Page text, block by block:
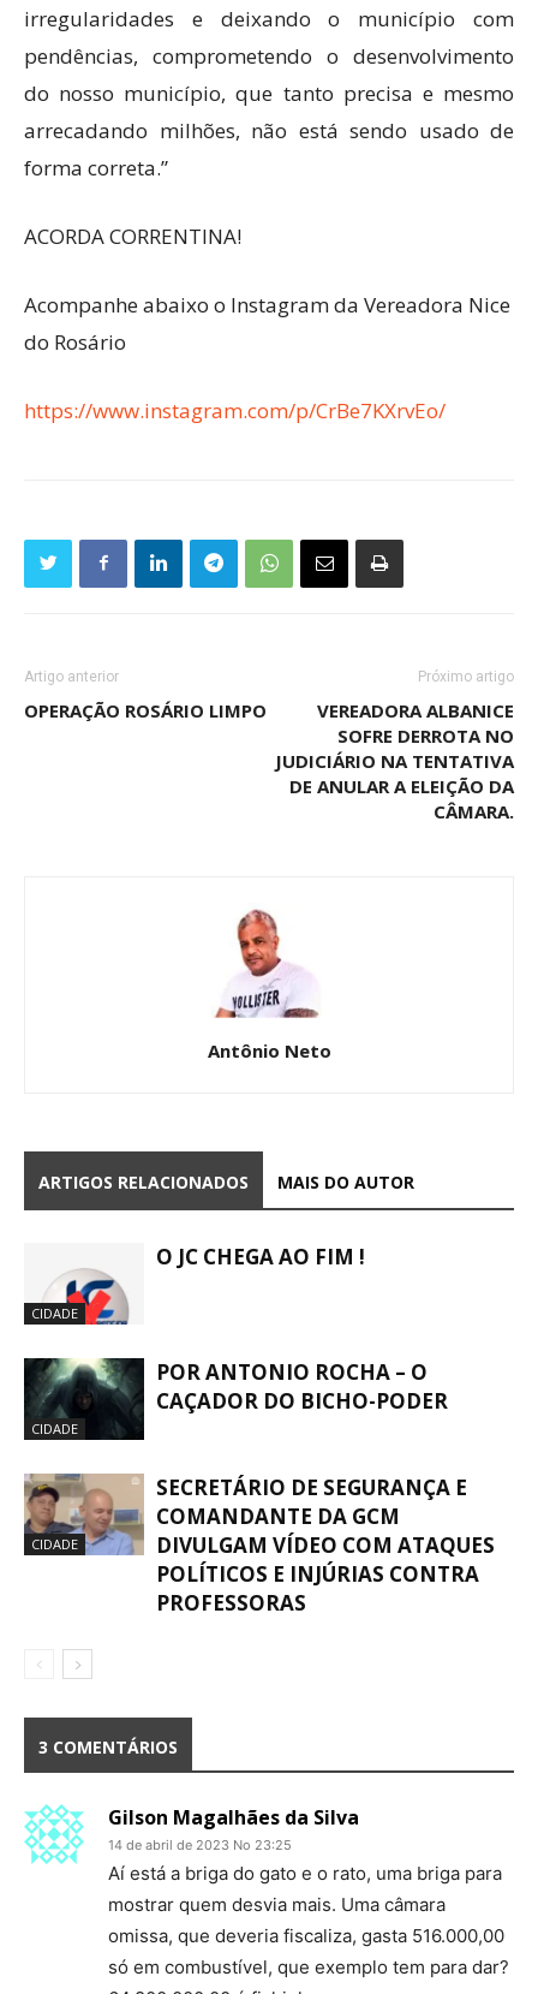
irregularidades e deixando o município com
pendências, comprometendo o desenvolvimento
do nosso município, que tanto precisa e mesmo
arrecadando milhões, não está sendo usado de
forma correta.”
ACORDA CORRENTINA!
Acompanhe abaixo o Instagram da Vereadora Nice
do Rosário
https://www.instagram.com/p/CrBe7KXrvEo/
Artigo anterior
OPERAÇÃO ROSÁRIO LIMPO
Próximo artigo
VEREADORA ALBANICE
SOFRE DERROTA NO
JUDICIÁRIO NA TENTATIVA
DE ANULAR A ELEIÇÃO DA
CÂMARA.
Antônio Neto
ARTIGOS RELACIONADOS MAIS DO AUTOR
CIDADE
O JC CHEGA AO FIM !
CIDADE
POR ANTONIO ROCHA – O
CAÇADOR DO BICHO-PODER
CIDADE
SECRETÁRIO DE SEGURANÇA E
COMANDANTE DA GCM
DIVULGAM VÍDEO COM ATAQUES
POLÍTICOS E INJÚRIAS CONTRA
PROFESSORAS
3 COMENTÁRIOS
Gilson Magalhães da Silva
14 de abril de 2023 No 23:25
Aí está a briga do gato e o rato, uma briga para
mostrar quem desvia mais. Uma câmara
omissa, que deveria fiscaliza, gasta 516.000,00
só em combustível, que exemplo tem para dar?